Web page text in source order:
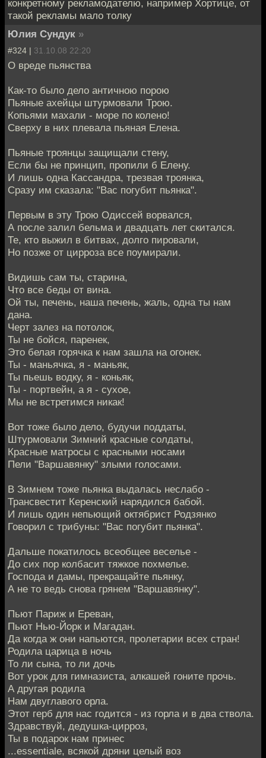
конкретному рекламодателю, например Хортице, от
такой рекламы мало толку
Юлия Сундук »
#324 | 31.10.08 22:20
О вреде пьянства
Как-то было дело античною порою
Пьяные ахейцы штурмовали Трою.
Копьями махали - море по колено!
Сверху в них плевала пьяная Елена.
Пьяные троянцы защищали стену,
Если бы не принцип, пропили б Елену.
И лишь одна Кассандра, трезвая троянка,
Сразу им сказала: "Вас погубит пьянка".
Первым в эту Трою Одиссей ворвался,
А после залил бельма и двадцать лет скитался.
Те, кто выжил в битвах, долго пировали,
Но позже от цирроза все поумирали.
Видишь сам ты, старина,
Что все беды от вина.
Ой ты, печень, наша печень, жаль, одна ты нам
дана.
Черт залез на потолок,
Ты не бойся, паренек,
Это белая горячка к нам зашла на огонек.
Ты - маньячка, я - маньяк,
Ты пьешь водку, я - коньяк,
Ты - портвейн, а я - сухое,
Мы не встретимся никак!
Вот тоже было дело, будучи поддаты,
Штурмовали Зимний красные солдаты,
Красные матросы с красными носами
Пели "Варшавянку" злыми голосами.
В Зимнем тоже пьянка выдалась неслабо -
Трансвестит Керенский нарядился бабой.
И лишь один непьющий октябрист Родзянко
Говорил с трибуны: "Вас погубит пьянка".
Дальше покатилось всеобщее веселье -
До сих пор колбасит тяжкое похмелье.
Господа и дамы, прекращайте пьянку,
А не то ведь снова грянем "Варшавянку".
Пьют Париж и Ереван,
Пьют Нью-Йорк и Магадан.
Да когда ж они напьются, пролетарии всех стран!
Родила царица в ночь
То ли сына, то ли дочь
Вот урок для гимназиста, алкашей гоните прочь.
А другая родила
Нам двуглавого орла.
Этот герб для нас годится - из горла и в два ствола.
Здравствуй, дедушка-цирроз,
Ты в подарок нам принес
...essentiale, всякой дряни целый воз